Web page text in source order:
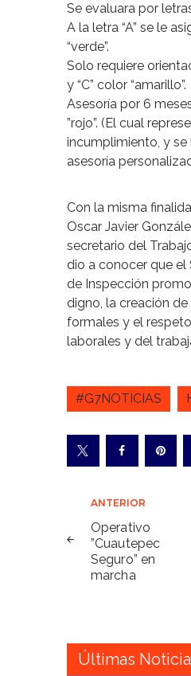
Se evaluara por letras
A la letra “A” se le
“verde”.
Solo requiere
y “C” color “amarillo”.
Asesoría por 6
”rojo”. (El cual
incumplimiento, y
asesoría
Con la misma
Oscar Javier
secretario del
dio a conocer que el
de Inspección
digno, la creación
formales y el
laborales y del
#G7NOTICIAS
Navegación
de
entradas
ANTERIOR
Operativo
”Cuautepec
Seguro” en
marcha
Últimas